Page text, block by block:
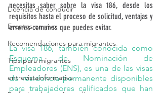
Licencia de conducir
Eventos en vivo
Recomendaciones para migrantes
Tips para migrantes
entrevistainformativa
necesitas saber sobre la visa 186, desde los
requisitos hasta el proceso de solicitud, ventajas y
errores comunes que puedes evitar.
La visa 186, también conocida como
Esquema de Nominación de
Empleadores (ENS), es una de las visas
de residencia permanente disponibles
para trabajadores calificados que han